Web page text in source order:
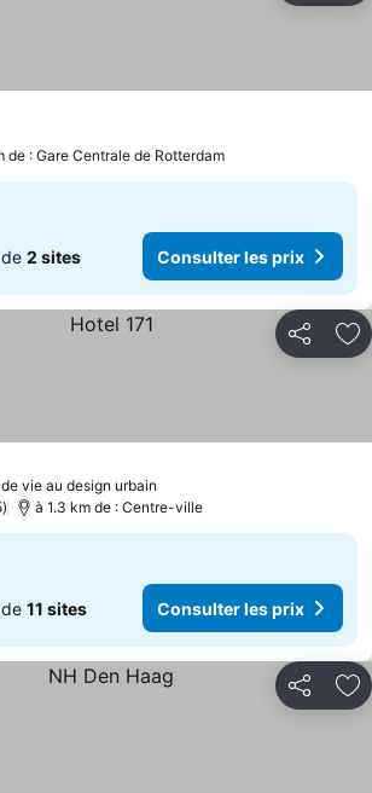
de : Gare Centrale de Rotterdam
2 sites Consulter les prix
Partager
vie au design urbain
à 1.3 km de : Centre-ville
11 sites Consulter les prix
Partager